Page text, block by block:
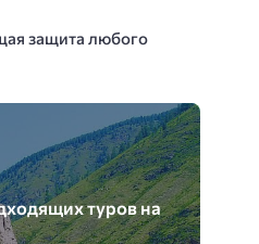
защита любого
туров на